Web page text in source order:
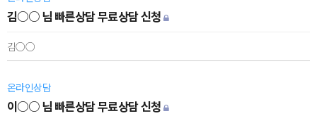
김○○ 님 빠른상담 무료상담 신청
김○○
온라인상담
이○○ 님 빠른상담 무료상담 신청